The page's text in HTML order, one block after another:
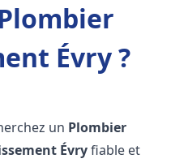
Évry ?
un Plombier
Évryfiable et